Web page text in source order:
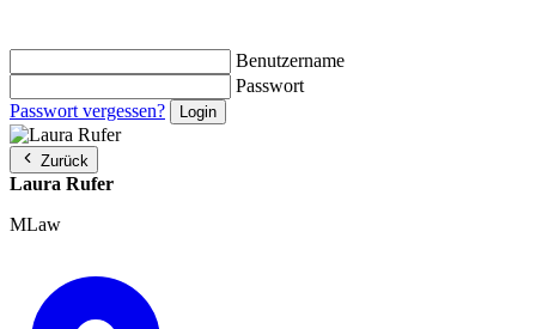
Benutzername
Passwort
Passwort vergessen?
Zurück
Laura Rufer
MLaw